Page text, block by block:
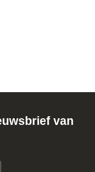
uit spel
van